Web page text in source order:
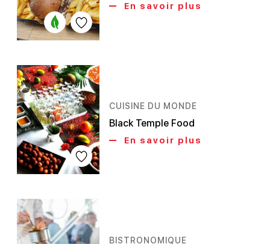
En savoir plus
CUISINE DU MONDE
Black Temple Food
En savoir plus
BISTRONOMIQUE